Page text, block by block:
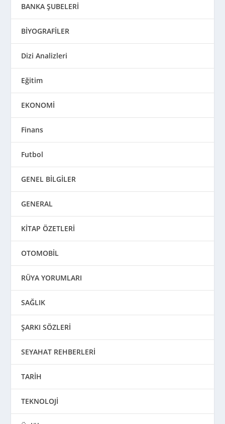
BANKA ŞUBELERİ
BİYOGRAFİLER
Dizi Analizleri
Eğitim
EKONOMİ
Finans
Futbol
GENEL BİLGİLER
GENERAL
KİTAP ÖZETLERİ
OTOMOBİL
RÜYA YORUMLARI
SAĞLIK
ŞARKI SÖZLERİ
SEYAHAT REHBERLERİ
TARİH
TEKNOLOJİ